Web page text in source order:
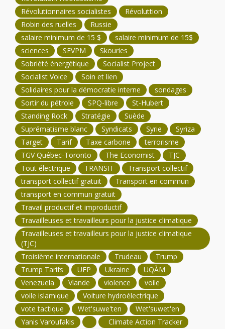
Révolutionnaires socialistes
Révoluttion
Robin des ruelles
Russie
salaire minimum de 15 $
salaire minimum de 15$
sciences
SEVPM
Skouries
Sobriété énergétique
Socialist Project
Socialist Voice
Soin et lien
Solidaires pour la démocratie interne
sondages
Sortir du pétrole
SPQ-libre
St-Hubert
Standing Rock
Stratégie
Suède
Suprématisme blanc
Syndicats Syrie
Syriza
Target
Tarif Taxe carbone
terrorisme
TGV Québec-Toronto
The Economist
TJC
Tout électrique
TRANSIT
Transport collectif
transport collectif gratuit
Transport en commun
transport en commun gratuit
Travail productif et improductif
Travailleuses et travailleurs pour la justice climatique
Travailleuses et travailleurs pour la justice climatique
(TJC)
Troisième internationale
Trudeau
Trump
Trump Tarifs
UFP Ukraine
UQÀM
Venezuela
Viande violence
voile
voile islamique
Voiture hydroélectrique
vote tactique
Wet'suwe'ten
Wet'suwet'en
Yanis Varoufakis
Climate Action Tracker